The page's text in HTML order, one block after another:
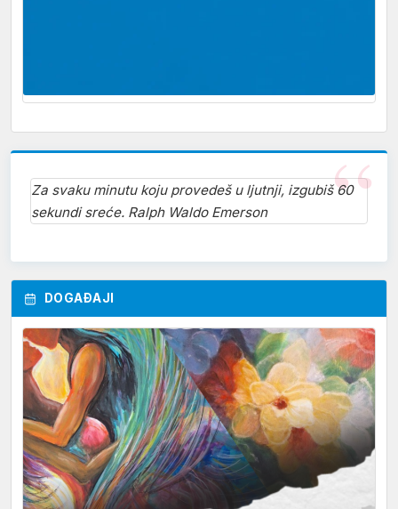
Za svaku minutu koju provedeš u ljutnji, izgubiš 60
sekundi sreće. Ralph Waldo Emerson
DOGAĐAJI